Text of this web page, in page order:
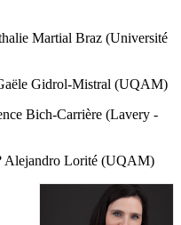
Martial Braz (Université
Gidrol-Mistral (UQAM)
Bich-Carrière (Lavery -
Alejandro Lorité (UQAM)